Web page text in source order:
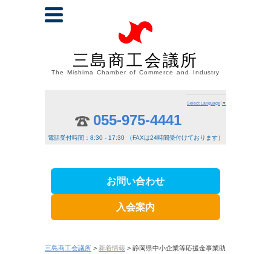
三島商工会議所
The Mishima Chamber of Commerce and Industry
Select Language ▼
055-975-4441
電話受付時間：8:30 - 17:30 （FAXは24時間受付けております）
お問い合わせ
入会案内
三島商工会議所 > 新着情報 > 静岡県中小企業等応援金事業助